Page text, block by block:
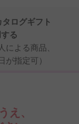
ログギフト
る
による商品、
が指定可）
え、